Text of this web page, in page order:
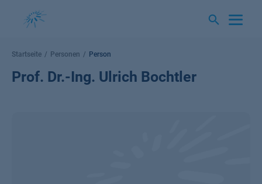
Startseite Personen Person
Prof. Dr.-Ing. Ulrich Bochtler